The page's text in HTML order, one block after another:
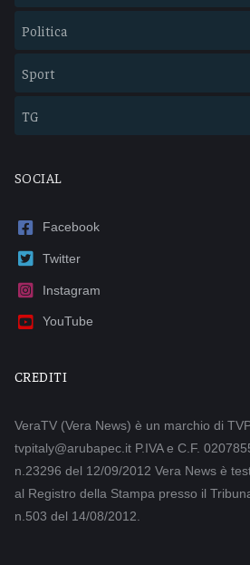
Politica
Sport
TG
SOCIAL
Facebook
Twitter
Instagram
YouTube
CREDITI
VeraTV (Vera News) è un marchio di
tvpitaly@arubapec.it P.IVA e C.F.
n.23296 del 12/09/2012 Vera News è
al Registro della Stampa presso il
n.503 del 14/08/2012.